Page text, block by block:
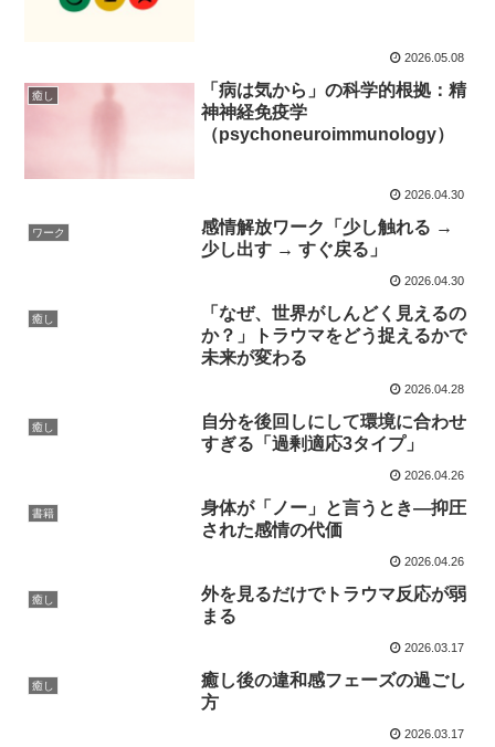
2026.05.08
癒し
「病は気から」の科学的根拠：精
神神経免疫学
（psychoneuroimmunology）
2026.04.30
ワーク
感情解放ワーク「少し触れる →
少し出す → すぐ戻る」
2026.04.30
癒し
「なぜ、世界がしんどく見えるの
か？」トラウマをどう捉えるかで
未来が変わる
2026.04.28
癒し
自分を後回しにして環境に合わせ
すぎる「過剰適応3タイプ」
2026.04.26
書籍
身体が「ノー」と言うとき―抑圧
された感情の代価
2026.04.26
癒し
外を見るだけでトラウマ反応が弱
まる
2026.03.17
癒し
癒し後の違和感フェーズの過ごし
方
2026.03.17